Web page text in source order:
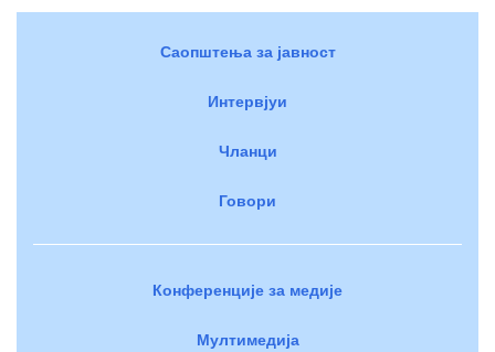
Саопштења за јавност
Интервјуи
Чланци
Говори
Конференције за медије
Мултимедија